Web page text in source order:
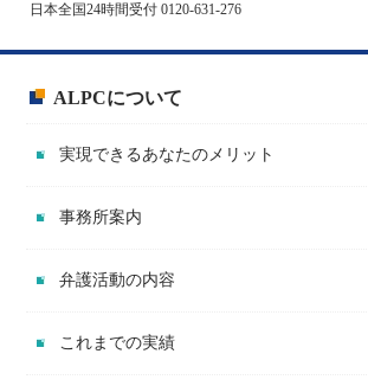
日本全国24時間受付 0120-631-276
ALPCについて
実現できるあなたのメリット
事務所案内
弁護活動の内容
これまでの実績